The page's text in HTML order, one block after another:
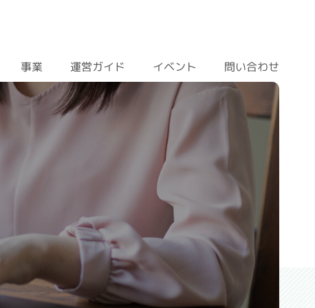
事業 運営ガイド イベント 問い合わせ